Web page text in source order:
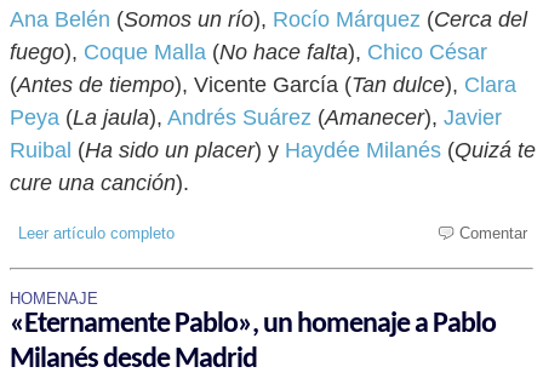
Ana Belén (Somos un río), Rocío Márquez (Cerca del
fuego), Coque Malla (No hace falta), Chico César
(Antes de tiempo), Vicente García (Tan dulce), Clara
Peya (La jaula), Andrés Suárez (Amanecer), Javier
Ruibal (Ha sido un placer) y Haydée Milanés (Quizá te
cure una canción).
Leer artículo completo Comentar
HOMENAJE
«Eternamente Pablo», un homenaje a Pablo
Milanés desde Madrid